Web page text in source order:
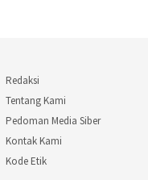
Redaksi
Tentang Kami
Pedoman Media Siber
Kontak Kami
Kode Etik